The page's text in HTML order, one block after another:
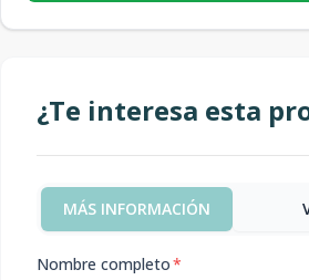
¿Te interesa esta
MÁS INFORMACIÓN
Nombre completo*